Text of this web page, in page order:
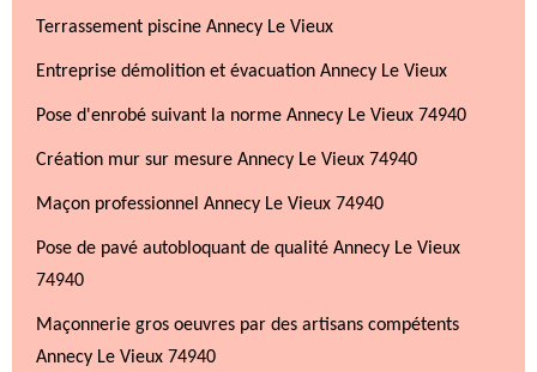
Terrassement piscine Annecy Le Vieux
Entreprise démolition et évacuation Annecy Le Vieux
Pose d'enrobé suivant la norme Annecy Le Vieux 74940
Création mur sur mesure Annecy Le Vieux 74940
Maçon professionnel Annecy Le Vieux 74940
Pose de pavé autobloquant de qualité Annecy Le Vieux
74940
Maçonnerie gros oeuvres par des artisans compétents
Annecy Le Vieux 74940